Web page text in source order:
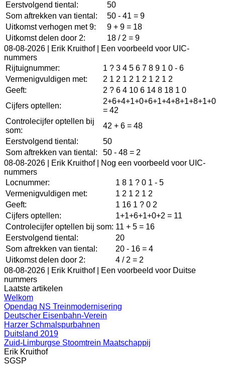
Eerstvolgend tiental:
50
Som aftrekken van tiental:
50 - 41 = 9
Uitkomst verhogen met 9:
9 + 9 = 18
Uitkomst delen door 2:
18 / 2 = 9
08-08-2026 |
Erik Kruithof | Een voorbeeld voor UIC-
nummers
Rijtuignummer:
1 ? 3 4 5 6 7 8 9 1 0 - 6
Vermenigvuldigen met:
2 1 2 1 2 1 2 1 2 1 2
Geeft:
2 ? 6 4 10 6 14 8 18 1 0
Cijfers optellen:
2+6+4+1+0+6+1+4+8+1+8+1+0
= 42
Controlecijfer optellen bij
som:
42 + 6 = 48
Eerstvolgend tiental:
50
Som aftrekken van tiental:
50 - 48 = 2
08-08-2026 |
Erik Kruithof | Nog een voorbeeld voor UIC-
nummers
Locnummer:
1 8 1 ? 0 1 - 5
Vermenigvuldigen met:
1 2 1 2 1 2
Geeft:
1 16 1 ? 0 2
Cijfers optellen:
1+1+6+1+0+2 = 11
Controlecijfer optellen bij som: 11 + 5 = 16
Eerstvolgend tiental:
20
Som aftrekken van tiental:
20 - 16 = 4
Uitkomst delen door 2:
4 / 2 = 2
08-08-2026 |
Erik Kruithof | Een voorbeeld voor Duitse
nummers
Laatste artikelen
Welkom
Opendag NS Treinmodernisering
Deutscher Eisenbahn-Verein
Harzer Schmalspurbahnen
Duitsland 2019
Zuid-Limburgse Stoomtrein Maatschappij
Erik Kruithof
SGSP